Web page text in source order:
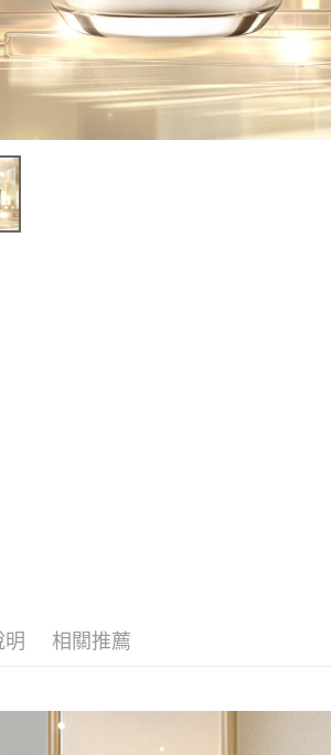
明 相關推薦